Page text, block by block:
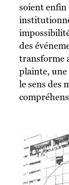
soient enfin
des
transforme
plainte, une
le sens des